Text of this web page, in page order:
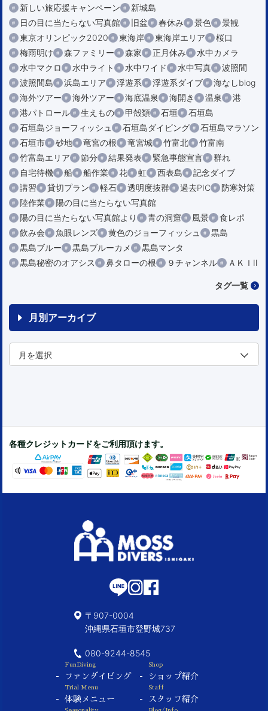
新しい旅応援キャンペーン
新城島
日の目に当たらない写真館
旧盆 春休み 景色
景観
東京オリンピック2020
東海岸 東海岸エリア
桜口
梅雨明け
森ファミリー 森家 正月休み
水中カメラ
水中マクロ
水中ライト 水中ワイド 水中写真
波照間
波照間島
浜島エリア 浮遊系 浮遊系ダイブ
海なしblog
海外ツアー
海外ツアー 海底温泉 海開き 温泉
港
港パトロール
生えもの 甲殻類 石垣
石垣島
石垣島ジョーフィッシュ
石垣島ダイビング
石垣島マラソン
石垣市
砂地 竜宮の根 竜宮城 竹富北
竹富南
竹富島エリア
節分 結果発表 緊急事態宣言
群れ
自宅待機
船 船作業 花 虹 西表島
記念ダイブ
講習
貸切プラン 軽石 透明度抜群 過去PIC
防寒対策
陸作業
陽の目に当たらない写真館
陽の目に当たらない写真館より
青の洞窟 風景
食レポ
飲み会
魚眼レンズ 黄色のジョーフィッシュ
黒島
黒島ブルー
黒島ブルーカメ
黒島マンタ
黒島秘密のオアシス
鼻タローの根 ９チャンネル ＡＫＩⅡ
タグ一覧
月別アーカイブ
各種クレジットカードをご利用頂けます。
〒907-0004
沖縄県石垣市登野城737
080-9244-8545
FunDiving
ファンダイビング
Trial Menu
体験メニュー
Shop
ショップ紹介
Staff
スタッフ紹介